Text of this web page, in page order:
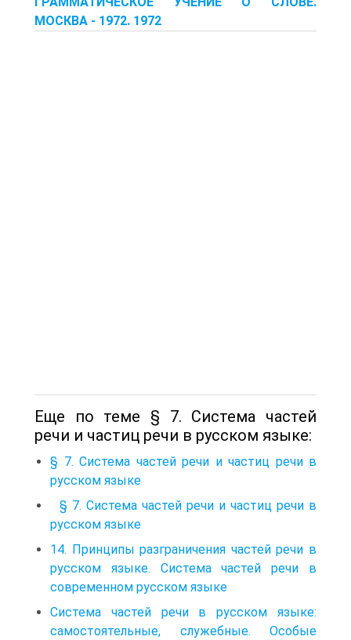
МОСКВА - 1972. 1972
Еще по теме § 7. Система частей
речи и частиц речи в русском языке:
§ 7. Система частей речи и частиц речи в
русском языке
§ 7. Система частей речи и частиц речи в
русском языке
14. Принципы разграничения частей речи в
русском языке. Система частей речи в
современном русском языке
Система частей речи в русском языке:
самостоятельные, служебные. Особые